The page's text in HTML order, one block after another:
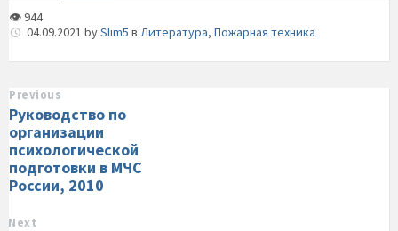
👁 944
04.09.2021 bySlim5 в Литература, Пожарная техника
Previous
Руководство по
организации
психологической
подготовки в МЧС
России, 2010
Next